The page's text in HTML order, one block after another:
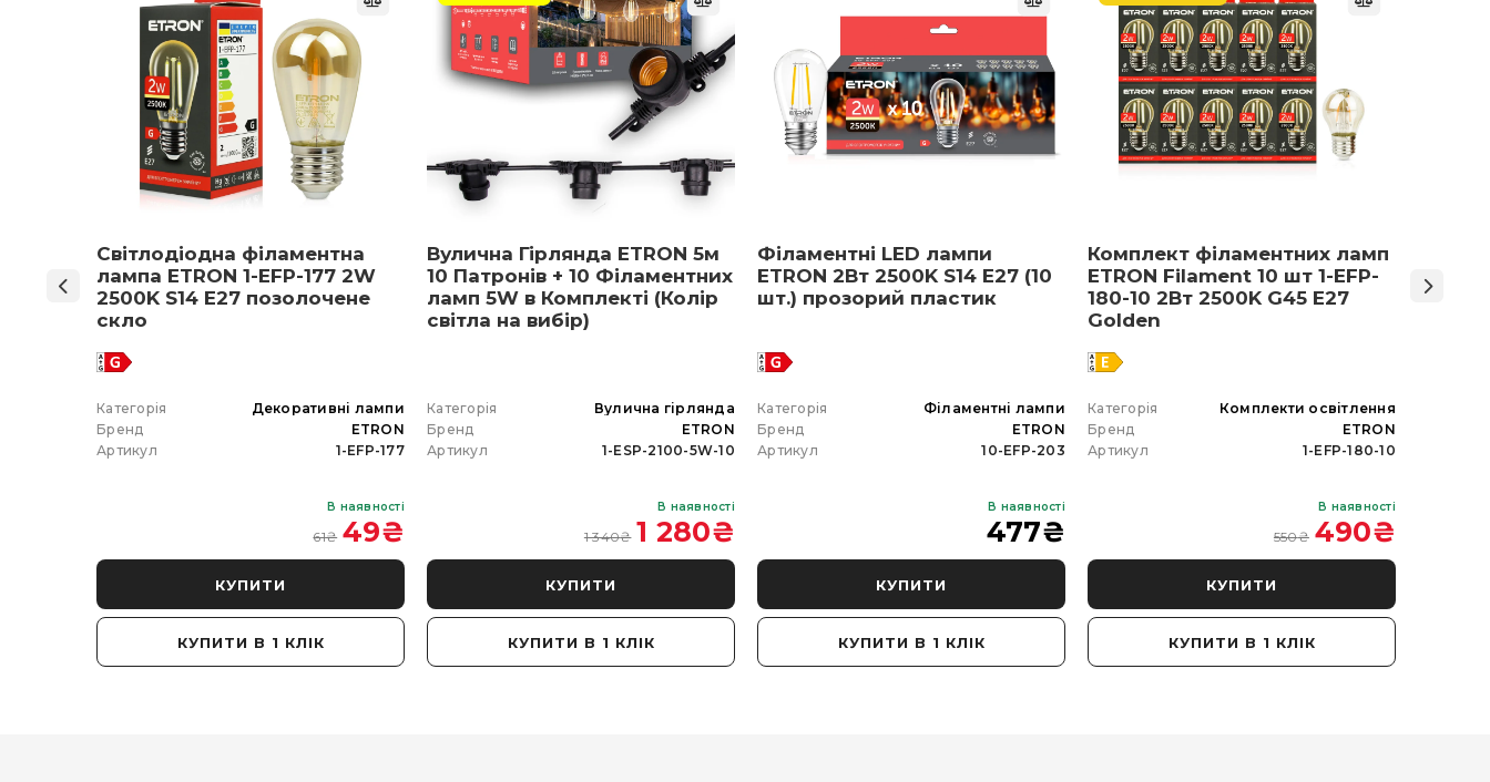
Світлодіодна філаментна
лампа ETRON 1-EFP-177 2W
2500K S14 E27 позолочене
скло
Категорія
Декоративні лампи
Бренд
ETRON
Артикул
1-EFP-177
В наявності
61₴ 49₴
КУПИТИ
КУПИТИ В 1 КЛІК
Вулична Гірлянда ETRON 5м
10 Патронів + 10 Філаментних
ламп 5W в Комплекті (Колір
світла на вибір)
Категорія
Вулична гірлянда
Бренд
ETRON
Артикул
1-ESP-2100-5W-10
В наявності
1 340₴ 1 280₴
КУПИТИ
КУПИТИ В 1 КЛІК
Філаментні LED лампи
ETRON 2Вт 2500K S14 E27 (10
шт.) прозорий пластик
Категорія
Філаментні лампи
Бренд
ETRON
Артикул
10-EFP-203
В наявності
477₴
КУПИТИ
КУПИТИ В 1 КЛІК
Комплект філаментних ламп
ETRON Filament 10 шт 1-EFP-
180-10 2Вт 2500K G45 E27
Golden
Категорія
Комплекти освітлення
Бренд
ETRON
Артикул
1-EFP-180-10
В наявності
550₴ 490₴
КУПИТИ
КУПИТИ В 1 КЛІК
48 Вт